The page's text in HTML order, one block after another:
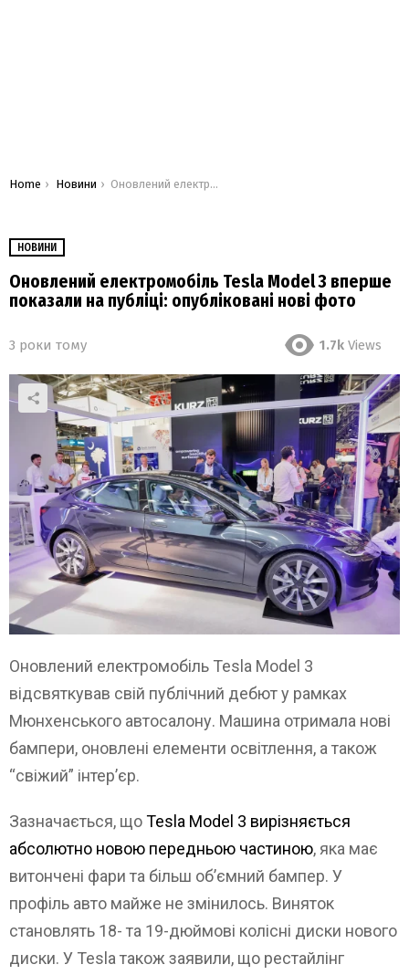
You are here:
Home Новини Оновлений електромобіль Tesla Model 3 вперше показали на публіці: опубліковані нові фото
НОВИНИ
Оновлений електромобіль Tesla Model 3 вперше
показали на публіці: опубліковані нові фото
3 роки тому 1.7k Views
Оновлений електромобіль Tesla Model 3
відсвяткував свій публічний дебют у рамках
Мюнхенського автосалону. Машина отримала нові
бампери, оновлені елементи освітлення, а також
“свіжий” інтер’єр.
Зазначається, щоTesla Model 3 вирізняється
абсолютно новою передньою частиною, яка має
витончені фари та більш об’ємний бампер. У
профіль авто майже не змінилось. Виняток
становлять 18- та 19-дюймові колісні диски нового
диски. У Tesla також заявили, що рестайлінг